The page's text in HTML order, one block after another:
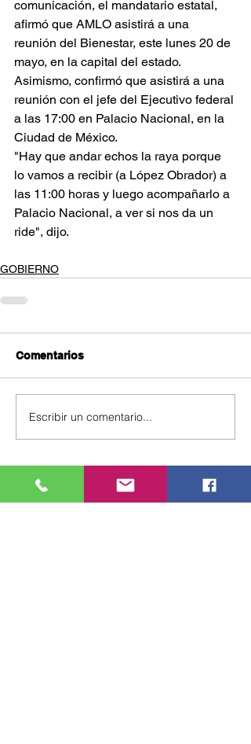
comunicación, el mandatario estatal,
afirmó que AMLO asistirá a una
reunión del Bienestar, este lunes 20 de
mayo, en la capital del estado.
Asimismo, confirmó que asistirá a una
reunión con el jefe del Ejecutivo federal
a las 17:00 en Palacio Nacional, en la
Ciudad de México.
"Hay que andar echos la raya porque
lo vamos a recibir (a López Obrador) a
las 11:00 horas y luego acompañarlo a
Palacio Nacional, a ver si nos da un
ride", dijo.
GOBIERNO
Comentarios
Escribir un comentario...